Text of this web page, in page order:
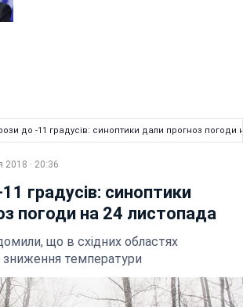
до -11 градусів: синоптики дали прогноз погоди
2018 · 20:36
градусів: синоптики
погоди на 24 листопада
що в східних областях
зниження температури